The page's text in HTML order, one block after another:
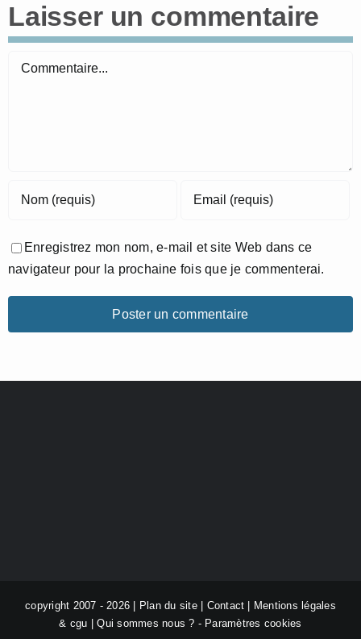
Laisser un commentaire
Commentaire
Enregistrez mon nom, e-mail et site Web dans ce
navigateur pour la prochaine fois que je commenterai.
copyright 2007 - 2026 | Plan du site| Contact
Mentions légales
& cgu |Qui sommes nous ? - Paramètres cookies